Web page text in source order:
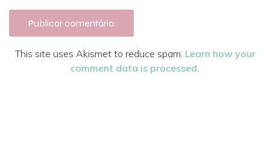
This site uses Akismet to reduce spam. Learn how your
comment data is processed.